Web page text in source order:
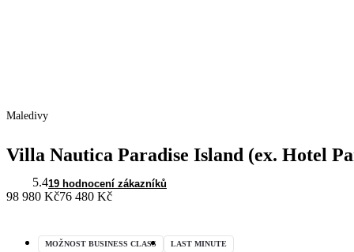
Maledivy
Villa Nautica Paradise Island (ex. Hotel
5.419 hodnocení zákazníků
98 980 Kč76 480 Kč
MOŽNOST BUSINESS CLASS LAST MINUTE